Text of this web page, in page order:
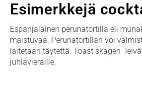
Esimerkkejä
Espanjalainen perunatortilla eli
maistuvaa. Perunatortillan voi
laitetaan täytettä. Toast skagen -
juhlavieraille.